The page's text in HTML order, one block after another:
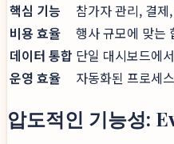
핵심 기능
참가자 관리, 결
비용 효율
행사 규모에 맞는
데이터 통합 단일 대시보드에
운영 효율
자동화된 프로세
압도적인 기능성: